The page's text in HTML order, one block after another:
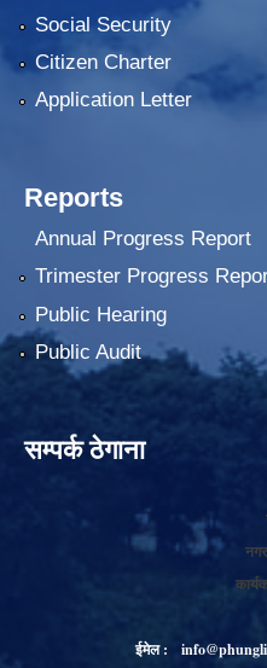
Social Security
Citizen Charter
Application Letter
Reports
Annual Progress Report
Trimester Progress
Public Hearing
Public Audit
सम्पर्क ठेगाना
ईमेल :